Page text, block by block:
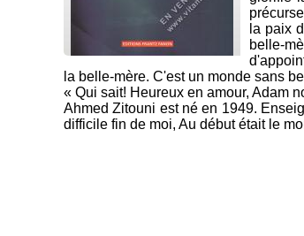
la paix
belle-
la belle-mère. C'est un monde sans
« Qui sait! Heureux en amour, Adam
Ahmed Zitouni est né en 1949.
difficile fin de moi, Au début était le